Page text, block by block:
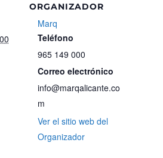
ORGANIZADOR
Marq
Teléfono
965 149 000
Correo electrónico
info@marqalicante.co
m
Ver el sitio web del
Organizador